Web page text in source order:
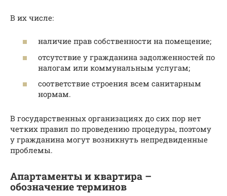
В их числе:
наличие прав собственности на помещение;
отсутствие у гражданина задолженностей по
налогам или коммунальным услугам;
соответствие строения всем санитарным
нормам.
В государственных организациях до сих пор нет
четких правил по проведению процедуры, поэтому
у гражданина могут возникнуть непредвиденные
проблемы.
Апартаменты и квартира –
обозначение терминов